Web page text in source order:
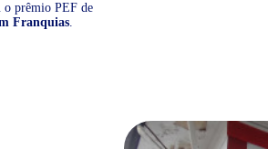
o prêmio PEF de
Franquias.